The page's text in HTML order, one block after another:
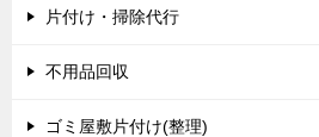
片付け・掃除代行
不用品回収
ゴミ屋敷片付け(整理)